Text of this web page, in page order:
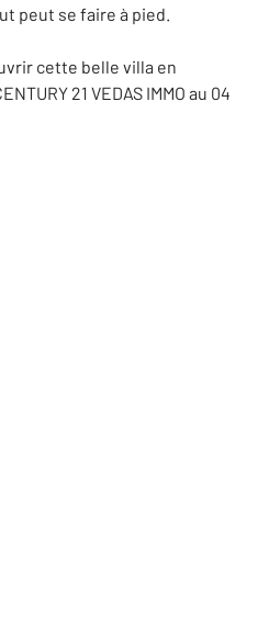
peut se faire à pied.
cette belle villa en
21 VEDAS IMMO au 04